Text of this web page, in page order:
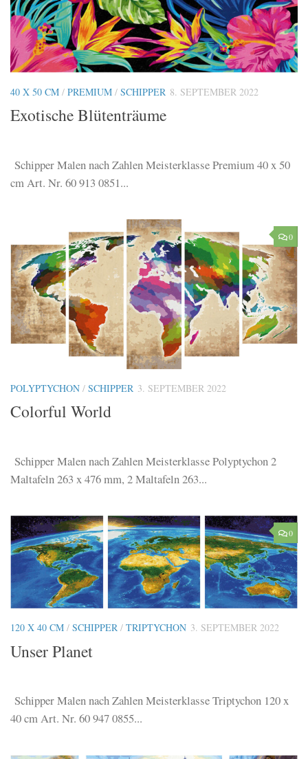
40 X 50 CM / PREMIUM / SCHIPPER 8. SEPTEMBER 2022
Exotische Blütenträume
Schipper Malen nach Zahlen Meisterklasse Premium 40 x 50
cm Art. Nr. 60 913 0851...
0
POLYPTYCHON / SCHIPPER 3. SEPTEMBER 2022
Colorful World
Schipper Malen nach Zahlen Meisterklasse Polyptychon 2
Maltafeln 263 x 476 mm, 2 Maltafeln 263...
0
120 X 40 CM / SCHIPPER / TRIPTYCHON 3. SEPTEMBER 2022
Unser Planet
Schipper Malen nach Zahlen Meisterklasse Triptychon 120 x
40 cm Art. Nr. 60 947 0855...